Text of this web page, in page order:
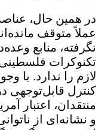
در همین حال،
عملاً متوقف
نگرفته، منابع
تکنوکرات فلسطینی
لازم را ندارد. با
کنترل قابل‌توجهی
منتقدان، اعتبار
و نشانه‌ای از